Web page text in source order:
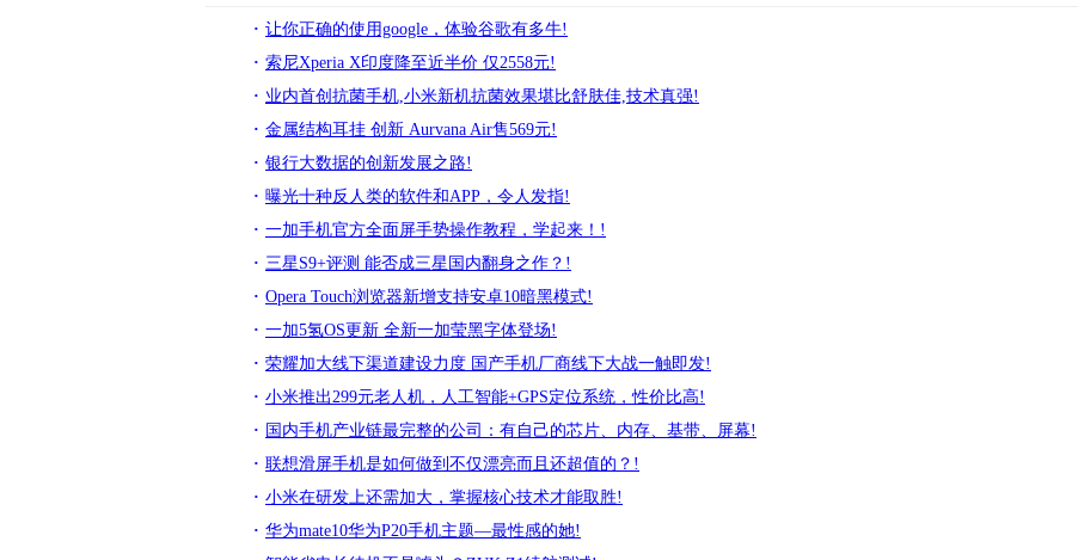
让你正确的使用google，体验谷歌有多牛!
索尼Xperia X印度降至近半价 仅2558元!
业内首创抗菌手机,小米新机抗菌效果堪比舒肤佳,技术真强!
金属结构耳挂 创新 Aurvana Air售569元!
银行大数据的创新发展之路!
曝光十种反人类的软件和APP，令人发指!
一加手机官方全面屏手势操作教程，学起来！!
三星S9+评测 能否成三星国内翻身之作？!
Opera Touch浏览器新增支持安卓10暗黑模式!
一加5氢OS更新 全新一加莹黑字体登场!
荣耀加大线下渠道建设力度 国产手机厂商线下大战一触即发!
小米推出299元老人机，人工智能+GPS定位系统，性价比高!
国内手机产业链最完整的公司：有自己的芯片、内存、基带、屏幕!
联想滑屏手机是如何做到不仅漂亮而且还超值的？!
小米在研发上还需加大，掌握核心技术才能取胜!
华为mate10华为P20手机主题—最性感的她!